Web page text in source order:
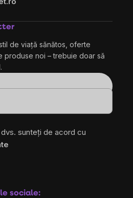
de viață sănătos, oferte
produse noi – trebuie doar să
sunteți de acord cu
sociale: